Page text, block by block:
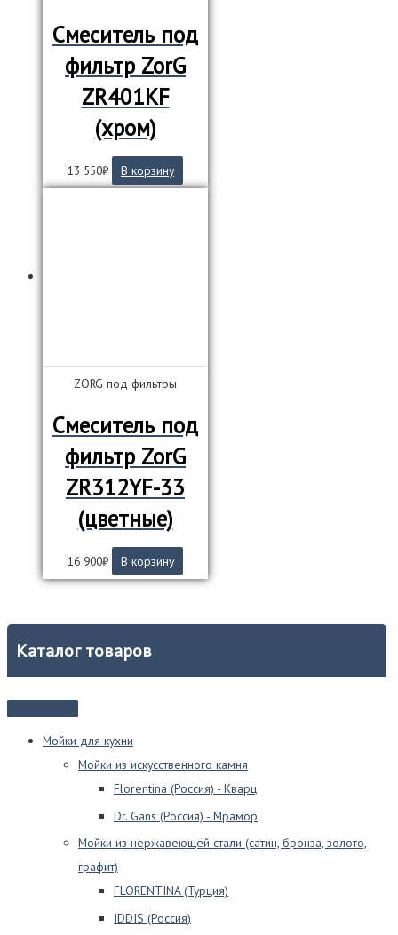
Каталог товаров
Мойки для кухни
Мойки из искусственного камня
Florentina (Россия) - Кварц
Dr. Gans (Россия) - Мрамор
Мойки из нержавеющей стали (сатин, бронза, золото,
графит)
FLORENTINA (Турция)
IDDIS (Россия)
Смеситель под
фильтр ZorG
ZR401KF
(хром)
13 550₽ В корзину
ZORG под фильтры
Смеситель под
фильтр ZorG
ZR312YF-33
(цветные)
16 900₽ В корзину